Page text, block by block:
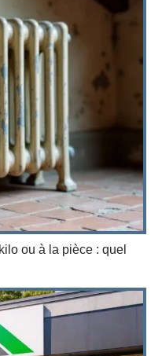
ou à la pièce : quel